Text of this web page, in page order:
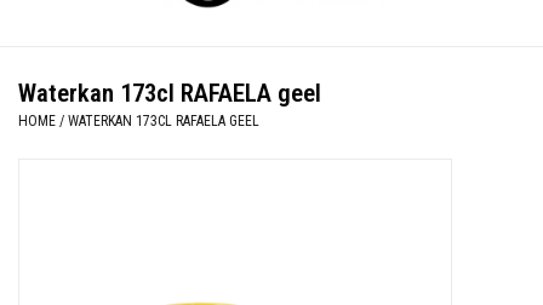
Albast waxinehouders van Zenza
Waterkan 173cl RAFAELA geel
HOME / WATERKAN 173CL RAFAELA GEEL